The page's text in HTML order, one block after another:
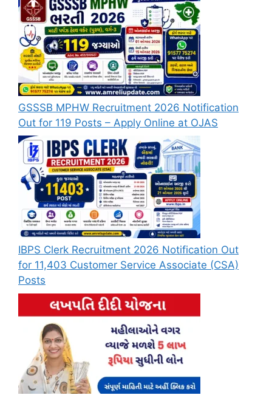
GSSSB MPHW Recruitment 2026 Notification
Out for 119 Posts – Apply Online at OJAS
IBPS Clerk Recruitment 2026 Notification Out
for 11,403 Customer Service Associate (CSA)
Posts